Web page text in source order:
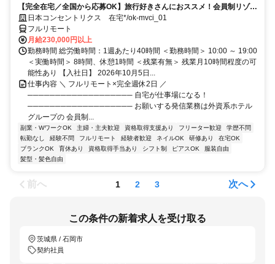
【完全在宅／全国から応募OK】旅行好きさんにおススメ！会員制リゾー
トのご案内×テレワーク・リモートワーク◎月収34万円以上も可能！
日本コンセントリクス 在宅*/ok-mvci_01
フルリモート
月給230,000円以上
勤務時間 総労働時間：1週あたり40時間 ＜勤務時間＞ 10:00 ～ 19:00
＜実働時間＞ 8時間、休憩1時間 ＜残業有無＞ 残業月10時間程度の可
能性あり 【入社日】 2026年10月5日...
仕事内容 ＼ フルリモート×完全週休2日 ／
─────────────────── 自宅が仕事場になる！
─────────────────── お願いする発信業務は外資系ホテル
グループの 会員制...
副業・WワークOK 主婦・主夫歓迎 資格取得支援あり フリーター歓迎
学歴不問
転勤なし
経験不問 フルリモート 経験者歓迎 ネイルOK 研修あり
在宅OK
ブランクOK
育休あり 資格取得手当あり シフト制 ピアスOK
服装自由
髪型・髪色自由
前へ 1 2 3 次へ
この条件の新着求人を受け取る
茨城県 / 石岡市
契約社員